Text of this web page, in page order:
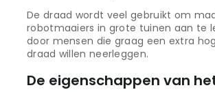
De draad wordt veel gebruikt om
robotmaaiers in grote tuinen aan te
door mensen die graag een extra
draad willen neerleggen.
De eigenschappen van